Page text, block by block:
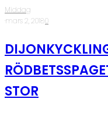
Middag
·mars 2, 2018·0
STOR